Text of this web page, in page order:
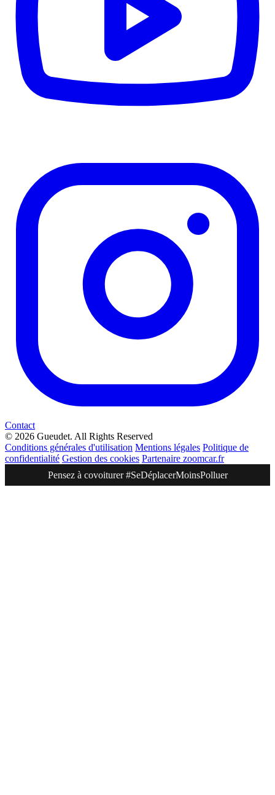
Contact
© 2026 Gueudet. All Rights Reserved
Conditions générales d'utilisation Mentions légales Politique de
confidentialité Gestion des cookies Partenaire zoomcar.fr
Pensez à covoiturer #SeDéplacerMoinsPolluer